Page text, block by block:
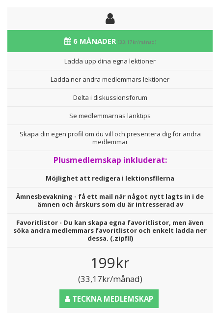
6 MÅNADER (33,17kr/månad)
Ladda upp dina egna lektioner
Ladda ner andra medlemmars lektioner
Delta i diskussionsforum
Se medlemmarnas länktips
Skapa din egen profil om du vill och presentera dig för andra
medlemmar
Plusmedlemskap inkluderat:
Möjlighet att redigera i lektionsfilerna
Ämnesbevakning - få ett mail när något nytt lagts in i de
ämnen och årskurs som du är intresserad av
Favoritlistor - Du kan skapa egna favoritlistor, men även
söka andra medlemmars favoritlistor och enkelt ladda ner
dessa. (.zipfil)
199kr
(33,17kr/månad)
TECKNA MEDLEMSKAP